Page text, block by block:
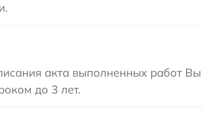
акта выполненных работ
до 3 лет.